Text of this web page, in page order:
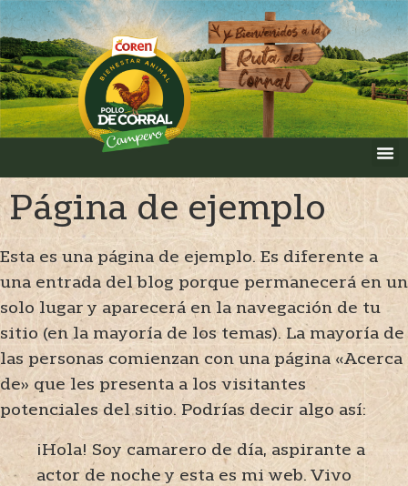
Página de ejemplo
Esta es una página de ejemplo. Es diferente a
una entrada del blog porque permanecerá en un
solo lugar y aparecerá en la navegación de tu
sitio (en la mayoría de los temas). La mayoría de
las personas comienzan con una página «Acerca
de» que les presenta a los visitantes
potenciales del sitio. Podrías decir algo así:
¡Hola! Soy camarero de día, aspirante a
actor de noche y esta es mi web. Vivo